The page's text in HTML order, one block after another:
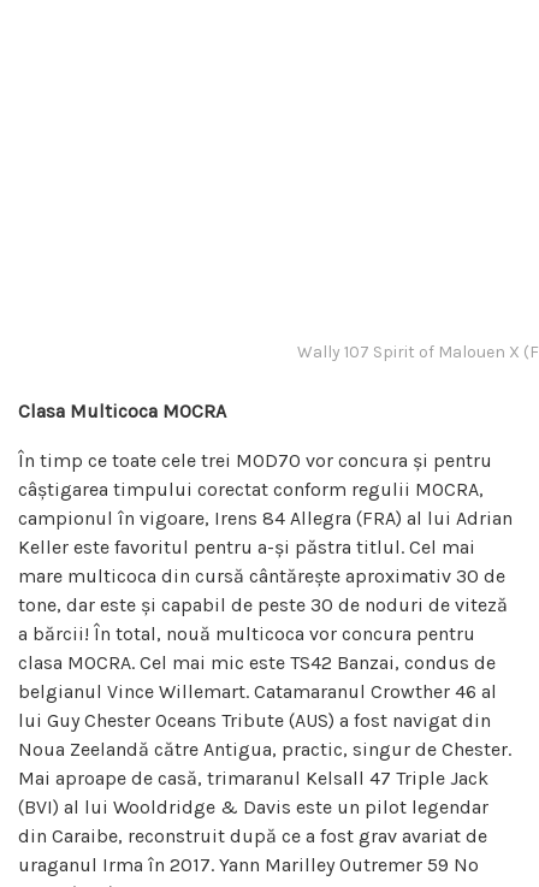
Wally 107 Spirit of Malouen X
Clasa Multicoca MOCRA
În timp ce toate cele trei MOD70 vor concura și pentru
câștigarea timpului corectat conform regulii MOCRA,
campionul în vigoare, Irens 84 Allegra (FRA) al lui Adrian
Keller este favoritul pentru a-și păstra titlul. Cel mai
mare multicoca din cursă cântărește aproximativ 30 de
tone, dar este și capabil de peste 30 de noduri de viteză
a bărcii! În total, nouă multicoca vor concura pentru
clasa MOCRA. Cel mai mic este TS42 Banzai, condus de
belgianul Vince Willemart. Catamaranul Crowther 46 al
lui Guy Chester Oceans Tribute (AUS) a fost navigat din
Noua Zeelandă către Antigua, practic, singur de Chester.
Mai aproape de casă, trimaranul Kelsall 47 Triple Jack
(BVI) al lui Wooldridge & Davis este un pilot legendar
din Caraibe, reconstruit după ce a fost grav avariat de
uraganul Irma în 2017. Yann Marilley Outremer 59 No